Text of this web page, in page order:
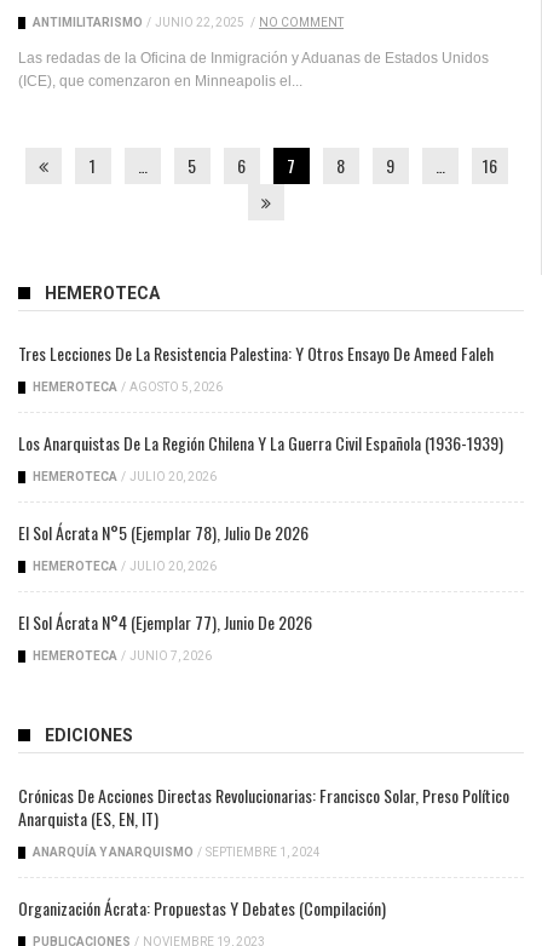
ANTIMILITARISMO / JUNIO 22, 2025 / NO COMMENT
Las redadas de la Oficina de Inmigración y Aduanas de Estados Unidos
(ICE), que comenzaron en Minneapolis el...
1 5 6 7 8 9 16
HEMEROTECA
Tres Lecciones De La Resistencia Palestina: Y Otros Ensayo De Ameed Faleh
HEMEROTECA / AGOSTO 5, 2026
Los Anarquistas De La Región Chilena Y La Guerra Civil Española (1936-1939)
HEMEROTECA / JULIO 20, 2026
El Sol Ácrata N°5 (ejemplar 78), Julio De 2026
HEMEROTECA / JULIO 20, 2026
El Sol Ácrata N°4 (ejemplar 77), Junio De 2026
HEMEROTECA / JUNIO 7, 2026
EDICIONES
Crónicas De Acciones Directas Revolucionarias: Francisco Solar, Preso Político
Anarquista (ES, EN, IT)
ANARQUÍA Y ANARQUISMO / SEPTIEMBRE 1, 2024
Organización Ácrata: Propuestas Y Debates (compilación)
PUBLICACIONES / NOVIEMBRE 19, 2023